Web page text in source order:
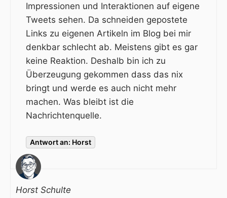
Impressionen und Interaktionen auf eigene
Tweets sehen. Da schneiden gepostete
Links zu eigenen Artikeln im Blog bei mir
denkbar schlecht ab. Meistens gibt es gar
keine Reaktion. Deshalb bin ich zu
Überzeugung gekommen dass das nix
bringt und werde es auch nicht mehr
machen. Was bleibt ist die
Nachrichtenquelle.
Antwort an: Horst
Horst Schulte